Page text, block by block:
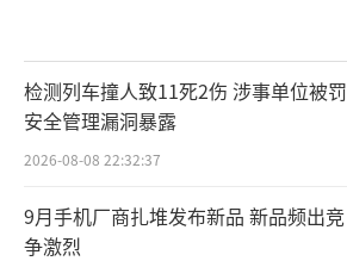
检测列车撞人致11死2伤 涉事单位被罚
安全管理漏洞暴露
2026-08-08 22:32:37
9月手机厂商扎堆发布新品 新品频出竞
争激烈